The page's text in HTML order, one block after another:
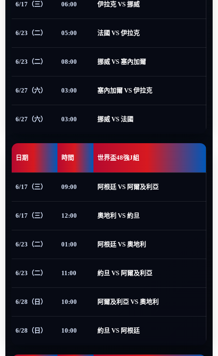
6/17（三） 06:00 伊拉克 VS 挪威
6/23（二） 05:00 法國 VS 伊拉克
6/23（二） 08:00 挪威 VS 塞內加爾
6/27（六） 03:00 塞內加爾 VS 伊拉克
6/27（六） 03:00 挪威 VS 法國
日期 時間 世界盃48強J組
6/17（三） 09:00 阿根廷 VS 阿爾及利亞
6/17（三） 12:00 奧地利 VS 約旦
6/23（二） 01:00 阿根廷 VS 奧地利
6/23（二） 11:00 約旦 VS 阿爾及利亞
6/28（日） 10:00 阿爾及利亞 VS 奧地利
6/28（日） 10:00 約旦 VS 阿根廷